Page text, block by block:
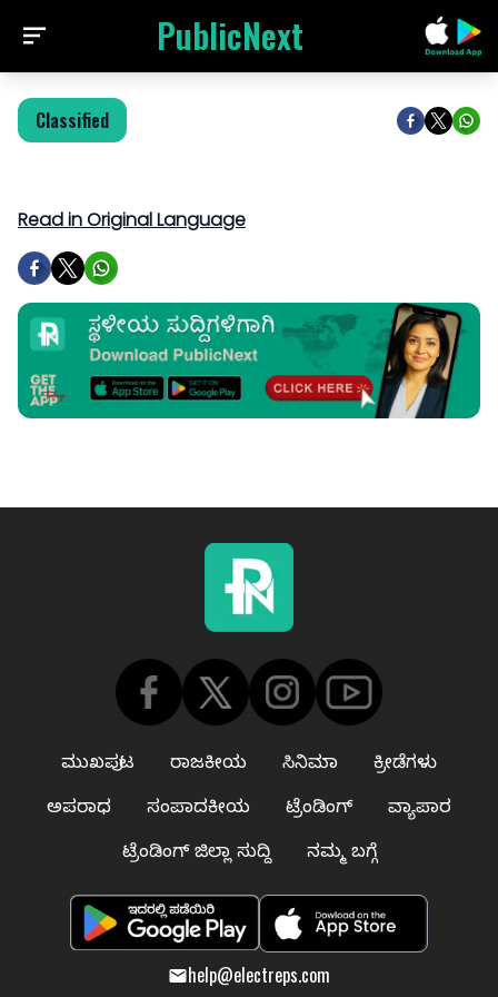
PublicNext
Classified
Read in Original Language
ಮುಖಪುಟ ರಾಜಕೀಯ ಸಿನಿಮಾ
ಕ್ರೀಡೆಗಳು
ಅಪರಾಧ
ಸಂಪಾದಕೀಯ ಟ್ರೆಂಡಿಂಗ್
ವ್ಯಾಪಾರ
ಟ್ರೆಂಡಿಂಗ್ ಜಿಲ್ಲಾ ಸುದ್ದಿ
ನಮ್ಮ ಬಗ್ಗೆ
help@electreps.com